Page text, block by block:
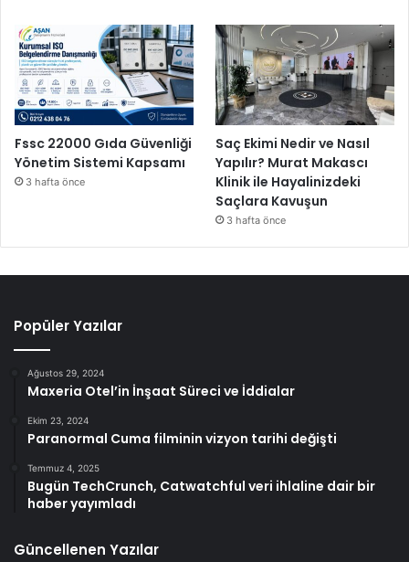
Fssc 22000 Gıda Güvenliği
Yönetim Sistemi Kapsamı
3 hafta önce
Saç Ekimi Nedir ve Nasıl
Yapılır? Murat Makascı
Klinik ile Hayalinizdeki
Saçlara Kavuşun
3 hafta önce
Popüler Yazılar
Ağustos 29, 2024
Maxeria Otel’in İnşaat Süreci ve İddialar
Ekim 23, 2024
Paranormal Cuma filminin vizyon tarihi değişti
Temmuz 4, 2025
Bugün TechCrunch, Catwatchful veri ihlaline dair bir
haber yayımladı
Güncellenen Yazılar